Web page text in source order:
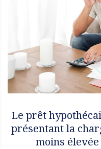
Le prêt
présentant la
moins